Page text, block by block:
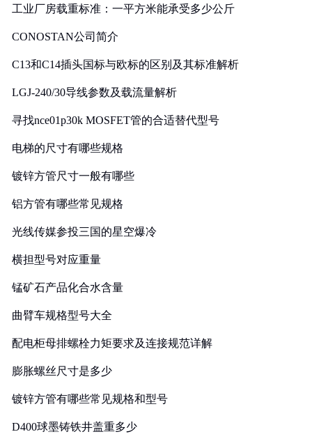
工业厂房载重标准：一平方米能承受多少公斤
CONOSTAN公司简介
C13和C14插头国标与欧标的区别及其标准解析
LGJ-240/30导线参数及载流量解析
寻找nce01p30k MOSFET管的合适替代型号
电梯的尺寸有哪些规格
镀锌方管尺寸一般有哪些
铝方管有哪些常见规格
光线传媒参投三国的星空爆冷
横担型号对应重量
锰矿石产品化合水含量
曲臂车规格型号大全
配电柜母排螺栓力矩要求及连接规范详解
膨胀螺丝尺寸是多少
镀锌方管有哪些常见规格和型号
D400球墨铸铁井盖重多少